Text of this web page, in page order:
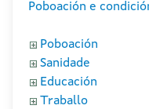
Poboación e
Poboación
Sanidade
Educación
Traballo